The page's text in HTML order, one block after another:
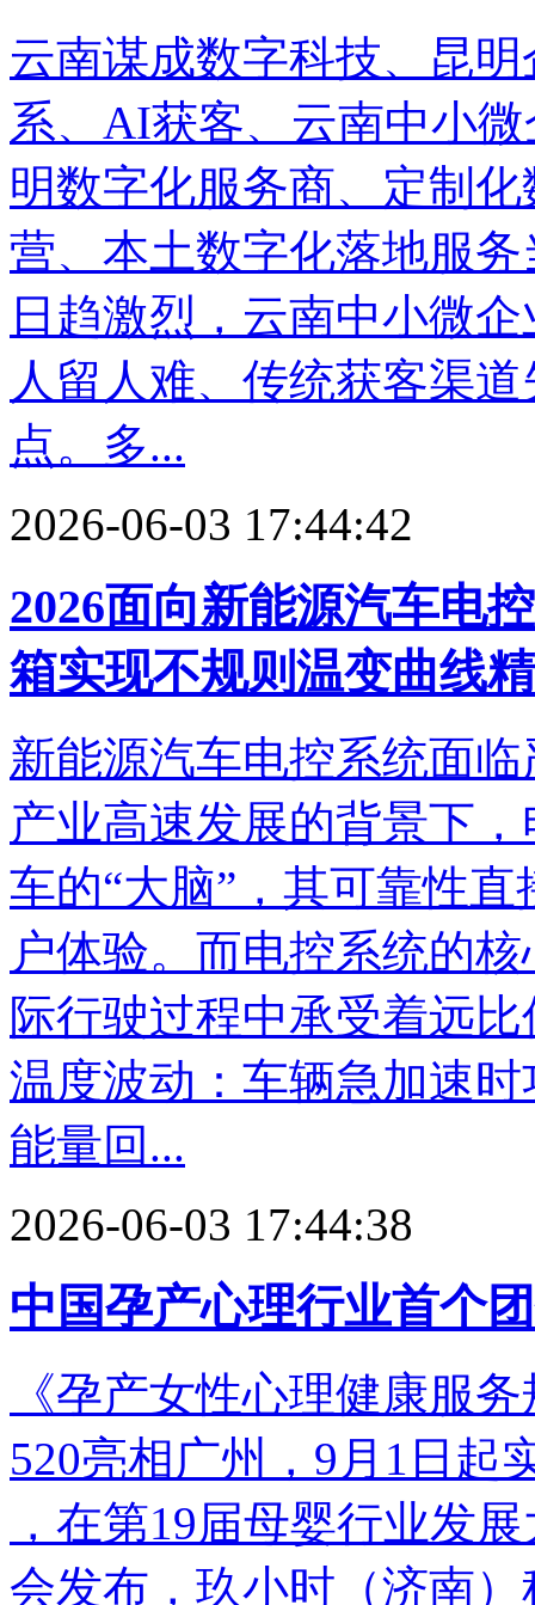
云南谋成数字科技、昆
系、AI获客、云南中小
明数字化服务商、定制
营、本土数字化落地服
日趋激烈，云南中小微
人留人难、传统获客渠
点。多...
2026-06-03 17:44:42
2026面向新能源汽车电
箱实现不规则温变曲线
新能源汽车电控系统面
产业高速发展的背景下
车的“大脑”，其可靠性
户体验。而电控系统的
际行驶过程中承受着远
温度波动：车辆急加速
能量回...
2026-06-03 17:44:38
中国孕产心理行业首个
《孕产女性心理健康服
520亮相广州，9月1日起
，在第19届母婴行业发
会发布，玖小时（济南